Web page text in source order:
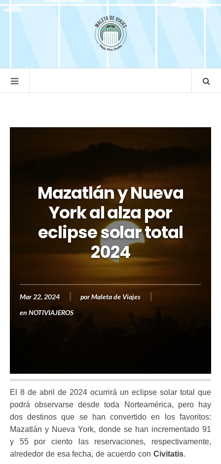
Mazatlán y Nueva
York al alza por
eclipse solar total
2024
Mar 22, 2024 porMaleta de Viajes
en NOTIVIAJEROS
El 8 de abril de 2024 ocurrirá un eclipse solar total que
podrá observarse desde toda Norteamérica, pero hay
dos destinos que se han convertido en los favoritos:
Mazatlán y Nueva York, donde se han incrementado 91
y 55 por ciento las reservaciones, respectivamente,
alrededor de esa fecha, de acuerdo con Civitatis.